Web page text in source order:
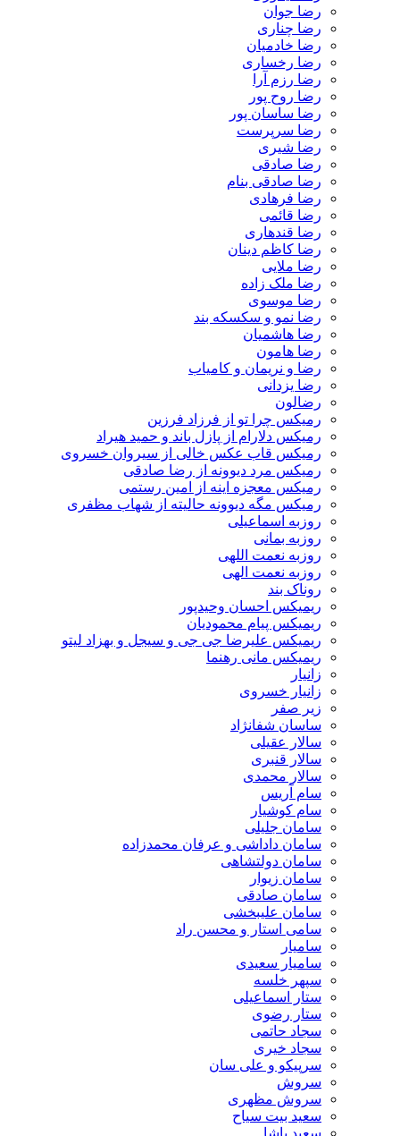
رضا جوان
رضا چناری
رضا خادمیان
رضا رخساری
رضا رزم آرا
رضا روح پور
رضا ساسان پور
رضا سرپرست
رضا شیری
رضا صادقی
رضا صادقی بنام
رضا فرهادی
رضا قائمی
رضا قندهاری
رضا کاظم دینان
رضا ملایی
رضا ملک زاده
رضا موسوی
رضا نمو و سکسکه بند
رضا هاشمیان
رضا هامون
رضا و نریمان و کامیاب
رضا یزدانی
رضالون
رمیکس چرا تو از فرزاد فرزین
رمیکس دلارام از پازل باند و حمید هیراد
رمیکس قاب عکس خالی از سیروان خسروی
رمیکس مرد دیوونه از رضا صادقی
رمیکس معجزه اینه از امین رستمی
رمیکس مگه دیوونه حالیته از شهاب مظفری
روزبه اسماعیلی
روزبه بمانی
روزبه نعمت اللهی
روزبه نعمت الهی
روناک بند
ریمیکس احسان وحیدپور
ریمیکس پیام محمودیان
ریمیکس علیرضا جی جی و سیجل و بهزاد لیتو
ریمیکس مانی رهنما
زانیار
زانیار خسروی
زیر صفر
ساسان شفانژاد
سالار عقیلی
سالار قنبری
سالار محمدی
سام آریس
سام کوشیار
سامان جلیلی
سامان داداشی و عرفان محمدزاده
سامان دولتشاهی
سامان زیوار
سامان صادقی
سامان علیبخشی
سامی استار و محسن راد
سامیار
سامیار سعیدی
سپهر خلسه
ستار اسماعیلی
ستار رضوی
سجاد حاتمی
سجاد خیری
سرپیکو و علی سان
سروش
سروش مظهری
سعید بیت سیاح